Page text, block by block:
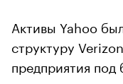
Активы Yahoo
структуру
предприятия